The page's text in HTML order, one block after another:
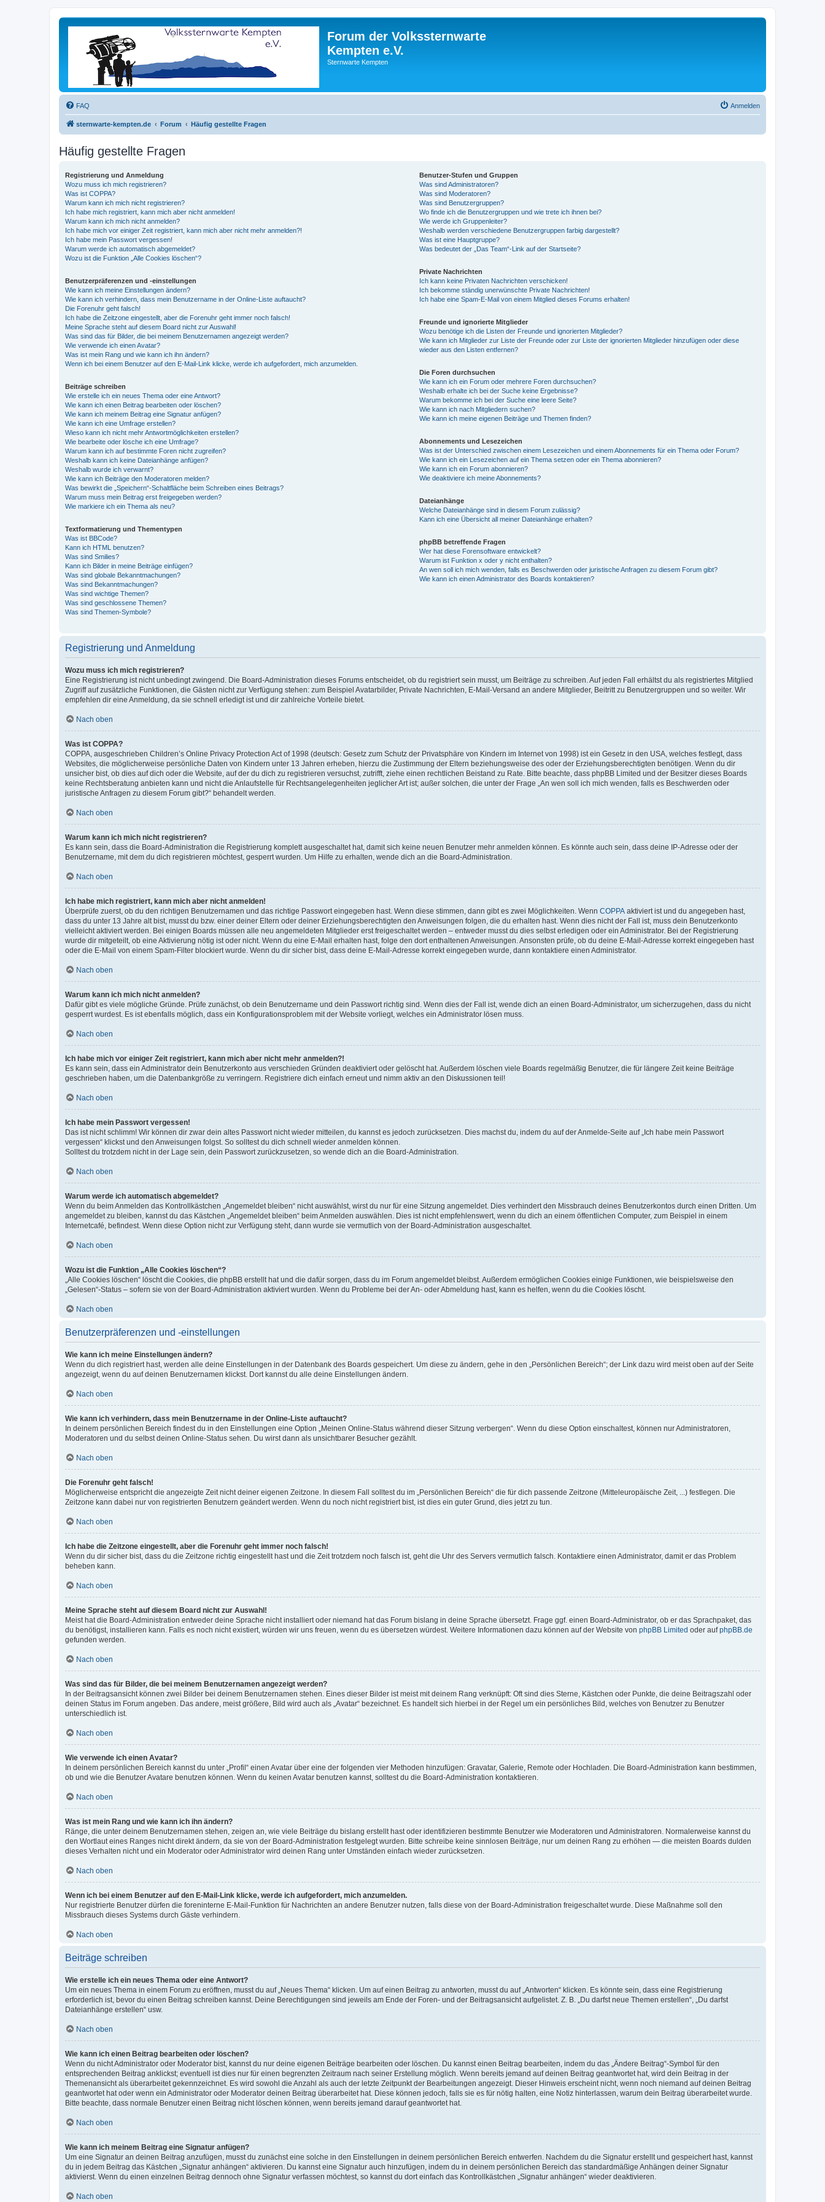
Forum der Volkssternwarte
Kempten e.V.
Sternwarte Kempten
FAQ Anmelden
sternwarte-kempten.de Forum Häufig gestellte Fragen
Häufig gestellte Fragen
Registrierung und Anmeldung
Wozu muss ich mich registrieren?
Was ist COPPA?
Warum kann ich mich nicht registrieren?
Ich habe mich registriert, kann mich aber nicht anmelden!
Warum kann ich mich nicht anmelden?
Ich habe mich vor einiger Zeit registriert, kann mich aber nicht mehr anmelden?!
Ich habe mein Passwort vergessen!
Warum werde ich automatisch abgemeldet?
Wozu ist die Funktion „Alle Cookies löschen“?
Benutzerpräferenzen und -einstellungen
Wie kann ich meine Einstellungen ändern?
Wie kann ich verhindern, dass mein Benutzername in der Online-Liste auftaucht?
Die Forenuhr geht falsch!
Ich habe die Zeitzone eingestellt, aber die Forenuhr geht immer noch falsch!
Meine Sprache steht auf diesem Board nicht zur Auswahl!
Was sind das für Bilder, die bei meinem Benutzernamen angezeigt werden?
Wie verwende ich einen Avatar?
Was ist mein Rang und wie kann ich ihn ändern?
Wenn ich bei einem Benutzer auf den E-Mail-Link klicke, werde ich aufgefordert, mich anzumelden.
Beiträge schreiben
Wie erstelle ich ein neues Thema oder eine Antwort?
Wie kann ich einen Beitrag bearbeiten oder löschen?
Wie kann ich meinem Beitrag eine Signatur anfügen?
Wie kann ich eine Umfrage erstellen?
Wieso kann ich nicht mehr Antwortmöglichkeiten erstellen?
Wie bearbeite oder lösche ich eine Umfrage?
Warum kann ich auf bestimmte Foren nicht zugreifen?
Weshalb kann ich keine Dateianhänge anfügen?
Weshalb wurde ich verwarnt?
Wie kann ich Beiträge den Moderatoren melden?
Was bewirkt die „Speichern“-Schaltfläche beim Schreiben eines Beitrags?
Warum muss mein Beitrag erst freigegeben werden?
Wie markiere ich ein Thema als neu?
Textformatierung und Thementypen
Was ist BBCode?
Kann ich HTML benutzen?
Was sind Smilies?
Kann ich Bilder in meine Beiträge einfügen?
Was sind globale Bekanntmachungen?
Was sind Bekanntmachungen?
Was sind wichtige Themen?
Was sind geschlossene Themen?
Was sind Themen-Symbole?
Benutzer-Stufen und Gruppen
Was sind Administratoren?
Was sind Moderatoren?
Was sind Benutzergruppen?
Wo finde ich die Benutzergruppen und wie trete ich ihnen bei?
Wie werde ich Gruppenleiter?
Weshalb werden verschiedene Benutzergruppen farbig dargestellt?
Was ist eine Hauptgruppe?
Was bedeutet der „Das Team“-Link auf der Startseite?
Private Nachrichten
Ich kann keine Privaten Nachrichten verschicken!
Ich bekomme ständig unerwünschte Private Nachrichten!
Ich habe eine Spam-E-Mail von einem Mitglied dieses Forums erhalten!
Freunde und ignorierte Mitglieder
Wozu benötige ich die Listen der Freunde und ignorierten Mitglieder?
Wie kann ich Mitglieder zur Liste der Freunde oder zur Liste der ignorierten Mitglieder hinzufügen oder diese
wieder aus den Listen entfernen?
Die Foren durchsuchen
Wie kann ich ein Forum oder mehrere Foren durchsuchen?
Weshalb erhalte ich bei der Suche keine Ergebnisse?
Warum bekomme ich bei der Suche eine leere Seite?
Wie kann ich nach Mitgliedern suchen?
Wie kann ich meine eigenen Beiträge und Themen finden?
Abonnements und Lesezeichen
Was ist der Unterschied zwischen einem Lesezeichen und einem Abonnements für ein Thema oder Forum?
Wie kann ich ein Lesezeichen auf ein Thema setzen oder ein Thema abonnieren?
Wie kann ich ein Forum abonnieren?
Wie deaktiviere ich meine Abonnements?
Dateianhänge
Welche Dateianhänge sind in diesem Forum zulässig?
Kann ich eine Übersicht all meiner Dateianhänge erhalten?
phpBB betreffende Fragen
Wer hat diese Forensoftware entwickelt?
Warum ist Funktion x oder y nicht enthalten?
An wen soll ich mich wenden, falls es Beschwerden oder juristische Anfragen zu diesem Forum gibt?
Wie kann ich einen Administrator des Boards kontaktieren?
Registrierung und Anmeldung
Wozu muss ich mich registrieren?
Eine Registrierung ist nicht unbedingt zwingend. Die Board-Administration dieses Forums entscheidet, ob du registriert sein musst, um Beiträge zu schreiben. Auf jeden Fall erhältst du als registriertes Mitglied
Zugriff auf zusätzliche Funktionen, die Gästen nicht zur Verfügung stehen: zum Beispiel Avatarbilder, Private Nachrichten, E-Mail-Versand an andere Mitglieder, Beitritt zu Benutzergruppen und so weiter. Wir
empfehlen dir eine Anmeldung, da sie schnell erledigt ist und dir zahlreiche Vorteile bietet.
Nach oben
Was ist COPPA?
COPPA, ausgeschrieben Children’s Online Privacy Protection Act of 1998 (deutsch: Gesetz zum Schutz der Privatsphäre von Kindern im Internet von 1998) ist ein Gesetz in den USA, welches festlegt, dass
Websites, die möglicherweise persönliche Daten von Kindern unter 13 Jahren erheben, hierzu die Zustimmung der Eltern beziehungsweise des oder der Erziehungsberechtigten benötigen. Wenn du dir
unsicher bist, ob dies auf dich oder die Website, auf der du dich zu registrieren versuchst, zutrifft, ziehe einen rechtlichen Beistand zu Rate. Bitte beachte, dass phpBB Limited und der Besitzer dieses Boards
keine Rechtsberatung anbieten kann und nicht die Anlaufstelle für Rechtsangelegenheiten jeglicher Art ist; außer solchen, die unter der Frage „An wen soll ich mich wenden, falls es Beschwerden oder
juristische Anfragen zu diesem Forum gibt?“ behandelt werden.
Nach oben
Warum kann ich mich nicht registrieren?
Es kann sein, dass die Board-Administration die Registrierung komplett ausgeschaltet hat, damit sich keine neuen Benutzer mehr anmelden können. Es könnte auch sein, dass deine IP-Adresse oder der
Benutzername, mit dem du dich registrieren möchtest, gesperrt wurden. Um Hilfe zu erhalten, wende dich an die Board-Administration.
Nach oben
Ich habe mich registriert, kann mich aber nicht anmelden!
Überprüfe zuerst, ob du den richtigen Benutzernamen und das richtige Passwort eingegeben hast. Wenn diese stimmen, dann gibt es zwei Möglichkeiten. Wenn COPPA aktiviert ist und du angegeben hast,
dass du unter 13 Jahre alt bist, musst du bzw. einer deiner Eltern oder deiner Erziehungsberechtigten den Anweisungen folgen, die du erhalten hast. Wenn dies nicht der Fall ist, muss dein Benutzerkonto
vielleicht aktiviert werden. Bei einigen Boards müssen alle neu angemeldeten Mitglieder erst freigeschaltet werden – entweder musst du dies selbst erledigen oder ein Administrator. Bei der Registrierung
wurde dir mitgeteilt, ob eine Aktivierung nötig ist oder nicht. Wenn du eine E-Mail erhalten hast, folge den dort enthaltenen Anweisungen. Ansonsten prüfe, ob du deine E-Mail-Adresse korrekt eingegeben hast
oder die E-Mail von einem Spam-Filter blockiert wurde. Wenn du dir sicher bist, dass deine E-Mail-Adresse korrekt eingegeben wurde, dann kontaktiere einen Administrator.
Nach oben
Warum kann ich mich nicht anmelden?
Dafür gibt es viele mögliche Gründe. Prüfe zunächst, ob dein Benutzername und dein Passwort richtig sind. Wenn dies der Fall ist, wende dich an einen Board-Administrator, um sicherzugehen, dass du nicht
gesperrt wurdest. Es ist ebenfalls möglich, dass ein Konfigurationsproblem mit der Website vorliegt, welches ein Administrator lösen muss.
Nach oben
Ich habe mich vor einiger Zeit registriert, kann mich aber nicht mehr anmelden?!
Es kann sein, dass ein Administrator dein Benutzerkonto aus verschieden Gründen deaktiviert oder gelöscht hat. Außerdem löschen viele Boards regelmäßig Benutzer, die für längere Zeit keine Beiträge
geschrieben haben, um die Datenbankgröße zu verringern. Registriere dich einfach erneut und nimm aktiv an den Diskussionen teil!
Nach oben
Ich habe mein Passwort vergessen!
Das ist nicht schlimm! Wir können dir zwar dein altes Passwort nicht wieder mitteilen, du kannst es jedoch zurücksetzen. Dies machst du, indem du auf der Anmelde-Seite auf „Ich habe mein Passwort
vergessen“ klickst und den Anweisungen folgst. So solltest du dich schnell wieder anmelden können.
Solltest du trotzdem nicht in der Lage sein, dein Passwort zurückzusetzen, so wende dich an die Board-Administration.
Nach oben
Warum werde ich automatisch abgemeldet?
Wenn du beim Anmelden das Kontrollkästchen „Angemeldet bleiben“ nicht auswählst, wirst du nur für eine Sitzung angemeldet. Dies verhindert den Missbrauch deines Benutzerkontos durch einen Dritten. Um
angemeldet zu bleiben, kannst du das Kästchen „Angemeldet bleiben“ beim Anmelden auswählen. Dies ist nicht empfehlenswert, wenn du dich an einem öffentlichen Computer, zum Beispiel in einem
Internetcafé, befindest. Wenn diese Option nicht zur Verfügung steht, dann wurde sie vermutlich von der Board-Administration ausgeschaltet.
Nach oben
Wozu ist die Funktion „Alle Cookies löschen“?
„Alle Cookies löschen“ löscht die Cookies, die phpBB erstellt hat und die dafür sorgen, dass du im Forum angemeldet bleibst. Außerdem ermöglichen Cookies einige Funktionen, wie beispielsweise den
„Gelesen“-Status – sofern sie von der Board-Administration aktiviert wurden. Wenn du Probleme bei der An- oder Abmeldung hast, kann es helfen, wenn du die Cookies löscht.
Nach oben
Benutzerpräferenzen und -einstellungen
Wie kann ich meine Einstellungen ändern?
Wenn du dich registriert hast, werden alle deine Einstellungen in der Datenbank des Boards gespeichert. Um diese zu ändern, gehe in den „Persönlichen Bereich“; der Link dazu wird meist oben auf der Seite
angezeigt, wenn du auf deinen Benutzernamen klickst. Dort kannst du alle deine Einstellungen ändern.
Nach oben
Wie kann ich verhindern, dass mein Benutzername in der Online-Liste auftaucht?
In deinem persönlichen Bereich findest du in den Einstellungen eine Option „Meinen Online-Status während dieser Sitzung verbergen“. Wenn du diese Option einschaltest, können nur Administratoren,
Moderatoren und du selbst deinen Online-Status sehen. Du wirst dann als unsichtbarer Besucher gezählt.
Nach oben
Die Forenuhr geht falsch!
Möglicherweise entspricht die angezeigte Zeit nicht deiner eigenen Zeitzone. In diesem Fall solltest du im „Persönlichen Bereich“ die für dich passende Zeitzone (Mitteleuropäische Zeit, ...) festlegen. Die
Zeitzone kann dabei nur von registrierten Benutzern geändert werden. Wenn du noch nicht registriert bist, ist dies ein guter Grund, dies jetzt zu tun.
Nach oben
Ich habe die Zeitzone eingestellt, aber die Forenuhr geht immer noch falsch!
Wenn du dir sicher bist, dass du die Zeitzone richtig eingestellt hast und die Zeit trotzdem noch falsch ist, geht die Uhr des Servers vermutlich falsch. Kontaktiere einen Administrator, damit er das Problem
beheben kann.
Nach oben
Meine Sprache steht auf diesem Board nicht zur Auswahl!
Meist hat die Board-Administration entweder deine Sprache nicht installiert oder niemand hat das Forum bislang in deine Sprache übersetzt. Frage ggf. einen Board-Administrator, ob er das Sprachpaket, das
du benötigst, installieren kann. Falls es noch nicht existiert, würden wir uns freuen, wenn du es übersetzen würdest. Weitere Informationen dazu können auf der Website von phpBB Limited oder aufphpBB.de
gefunden werden.
Nach oben
Was sind das für Bilder, die bei meinem Benutzernamen angezeigt werden?
In der Beitragsansicht können zwei Bilder bei deinem Benutzernamen stehen. Eines dieser Bilder ist meist mit deinem Rang verknüpft: Oft sind dies Sterne, Kästchen oder Punkte, die deine Beitragszahl oder
deinen Status im Forum angeben. Das andere, meist größere, Bild wird auch als „Avatar“ bezeichnet. Es handelt sich hierbei in der Regel um ein persönliches Bild, welches von Benutzer zu Benutzer
unterschiedlich ist.
Nach oben
Wie verwende ich einen Avatar?
In deinem persönlichen Bereich kannst du unter „Profil“ einen Avatar über eine der folgenden vier Methoden hinzufügen: Gravatar, Galerie, Remote oder Hochladen. Die Board-Administration kann bestimmen,
ob und wie die Benutzer Avatare benutzen können. Wenn du keinen Avatar benutzen kannst, solltest du die Board-Administration kontaktieren.
Nach oben
Was ist mein Rang und wie kann ich ihn ändern?
Ränge, die unter deinem Benutzernamen stehen, zeigen an, wie viele Beiträge du bislang erstellt hast oder identifizieren bestimmte Benutzer wie Moderatoren und Administratoren. Normalerweise kannst du
den Wortlaut eines Ranges nicht direkt ändern, da sie von der Board-Administration festgelegt wurden. Bitte schreibe keine sinnlosen Beiträge, nur um deinen Rang zu erhöhen — die meisten Boards dulden
dieses Verhalten nicht und ein Moderator oder Administrator wird deinen Rang unter Umständen einfach wieder zurücksetzen.
Nach oben
Wenn ich bei einem Benutzer auf den E-Mail-Link klicke, werde ich aufgefordert, mich anzumelden.
Nur registrierte Benutzer dürfen die foreninterne E-Mail-Funktion für Nachrichten an andere Benutzer nutzen, falls diese von der Board-Administration freigeschaltet wurde. Diese Maßnahme soll den
Missbrauch dieses Systems durch Gäste verhindern.
Nach oben
Beiträge schreiben
Wie erstelle ich ein neues Thema oder eine Antwort?
Um ein neues Thema in einem Forum zu eröffnen, musst du auf „Neues Thema“ klicken. Um auf einen Beitrag zu antworten, musst du auf „Antworten“ klicken. Es könnte sein, dass eine Registrierung
erforderlich ist, bevor du einen Beitrag schreiben kannst. Deine Berechtigungen sind jeweils am Ende der Foren- und der Beitragsansicht aufgelistet. Z. B. „Du darfst neue Themen erstellen“, „Du darfst
Dateianhänge erstellen“ usw.
Nach oben
Wie kann ich einen Beitrag bearbeiten oder löschen?
Wenn du nicht Administrator oder Moderator bist, kannst du nur deine eigenen Beiträge bearbeiten oder löschen. Du kannst einen Beitrag bearbeiten, indem du das „Ändere Beitrag“-Symbol für den
entsprechenden Beitrag anklickst; eventuell ist dies nur für einen begrenzten Zeitraum nach seiner Erstellung möglich. Wenn bereits jemand auf deinen Beitrag geantwortet hat, wird dein Beitrag in der
Themenansicht als überarbeitet gekennzeichnet. Es wird sowohl die Anzahl als auch der letzte Zeitpunkt der Bearbeitungen angezeigt. Dieser Hinweis erscheint nicht, wenn noch niemand auf deinen Beitrag
geantwortet hat oder wenn ein Administrator oder Moderator deinen Beitrag überarbeitet hat. Diese können jedoch, falls sie es für nötig halten, eine Notiz hinterlassen, warum dein Beitrag überarbeitet wurde.
Bitte beachte, dass normale Benutzer einen Beitrag nicht löschen können, wenn bereits jemand darauf geantwortet hat.
Nach oben
Wie kann ich meinem Beitrag eine Signatur anfügen?
Um eine Signatur an deinen Beitrag anzufügen, musst du zunächst eine solche in den Einstellungen in deinem persönlichen Bereich entwerfen. Nachdem du die Signatur erstellt und gespeichert hast, kannst
du in jedem Beitrag das Kästchen „Signatur anhängen“ aktivieren. Du kannst eine Signatur auch hinzufügen, indem du in deinem persönlichen Bereich das standardmäßige Anhängen deiner Signatur
aktivierst. Wenn du einen einzelnen Beitrag dennoch ohne Signatur verfassen möchtest, so kannst du dort einfach das Kontrollkästchen „Signatur anhängen“ wieder deaktivieren.
Nach oben